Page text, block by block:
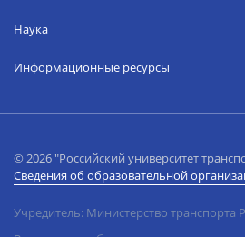
Наука
Информационные ресурсы
© 2026 "Российский университет
Сведения об образовательной
Учредитель: Министерство транспорта